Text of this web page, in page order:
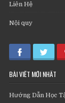
Liên Hệ
Nội quy
BÀI VIẾT MỚI NHẤT
Hướng Dẫn Học